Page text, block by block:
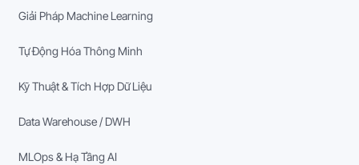
Giải Pháp Machine Learning
Tự Động Hóa Thông Minh
Kỹ Thuật & Tích Hợp Dữ Liệu
Data Warehouse / DWH
MLOps & Hạ Tầng AI